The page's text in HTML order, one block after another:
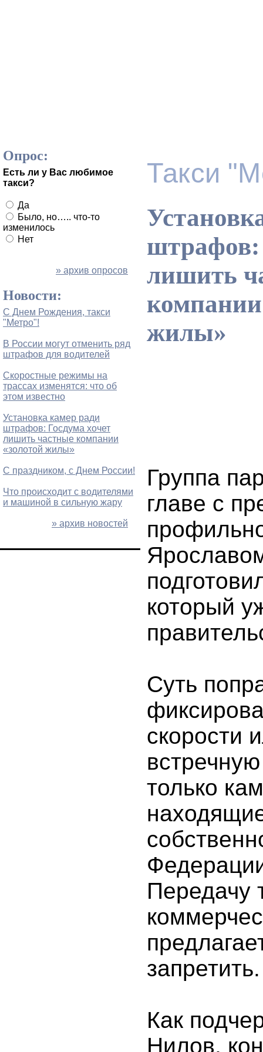
Опрос:
Есть ли у Вас любимое
такси?
Да
Было, но….. что-то
изменилось
Нет
» архив опросов
Новости:
С Днем Рождения, такси
"Метро"!
В России могут отменить ряд
штрафов для водителей
Скоростные режимы на
трассах изменятся: что об
этом известно
Установка камер ради
штрафов: Госдума хочет
лишить частные компании
«золотой жилы»
С праздником, с Днем России!
Что происходит с водителями
и машиной в сильную жару
» архив новостей
Такси
штрафов:
лишить
компании
жилы»
Группа
главе с
который
Суть
скорости
только
Передачу
запретить.
Как
Нилов,